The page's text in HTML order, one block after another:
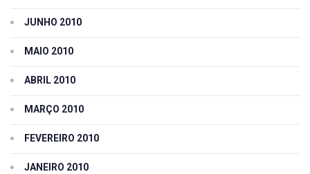
JUNHO 2010
MAIO 2010
ABRIL 2010
MARÇO 2010
FEVEREIRO 2010
JANEIRO 2010